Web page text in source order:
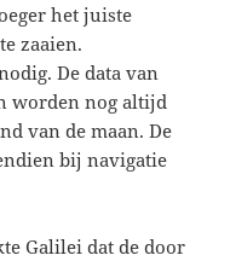
het juiste
zaaien.
De data van
worden nog altijd
van de maan. De
bij navigatie
Galilei dat de door